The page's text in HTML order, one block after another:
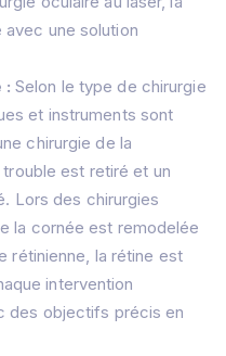
une solution
: Selon le type de chirurgie
et instruments sont
chirurgie de la
est retiré et un
Lors des chirurgies
la cornée est remodelée
rétinienne, la rétine est
intervention
des objectifs précis en